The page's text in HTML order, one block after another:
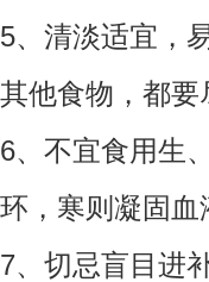
5、清淡适宜，
其他食物，都
6、不宜食用生
环，寒则凝固血
7、切忌盲目进